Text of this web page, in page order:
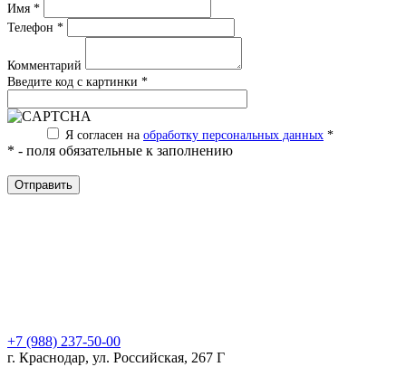
Имя *
Телефон *
Комментарий
Введите код с картинки *
Я согласен на обработку персональных данных *
* - поля обязательные к заполнению
+7 (988) 237-50-00
г. Краснодар, ул. Российская, 267 Г